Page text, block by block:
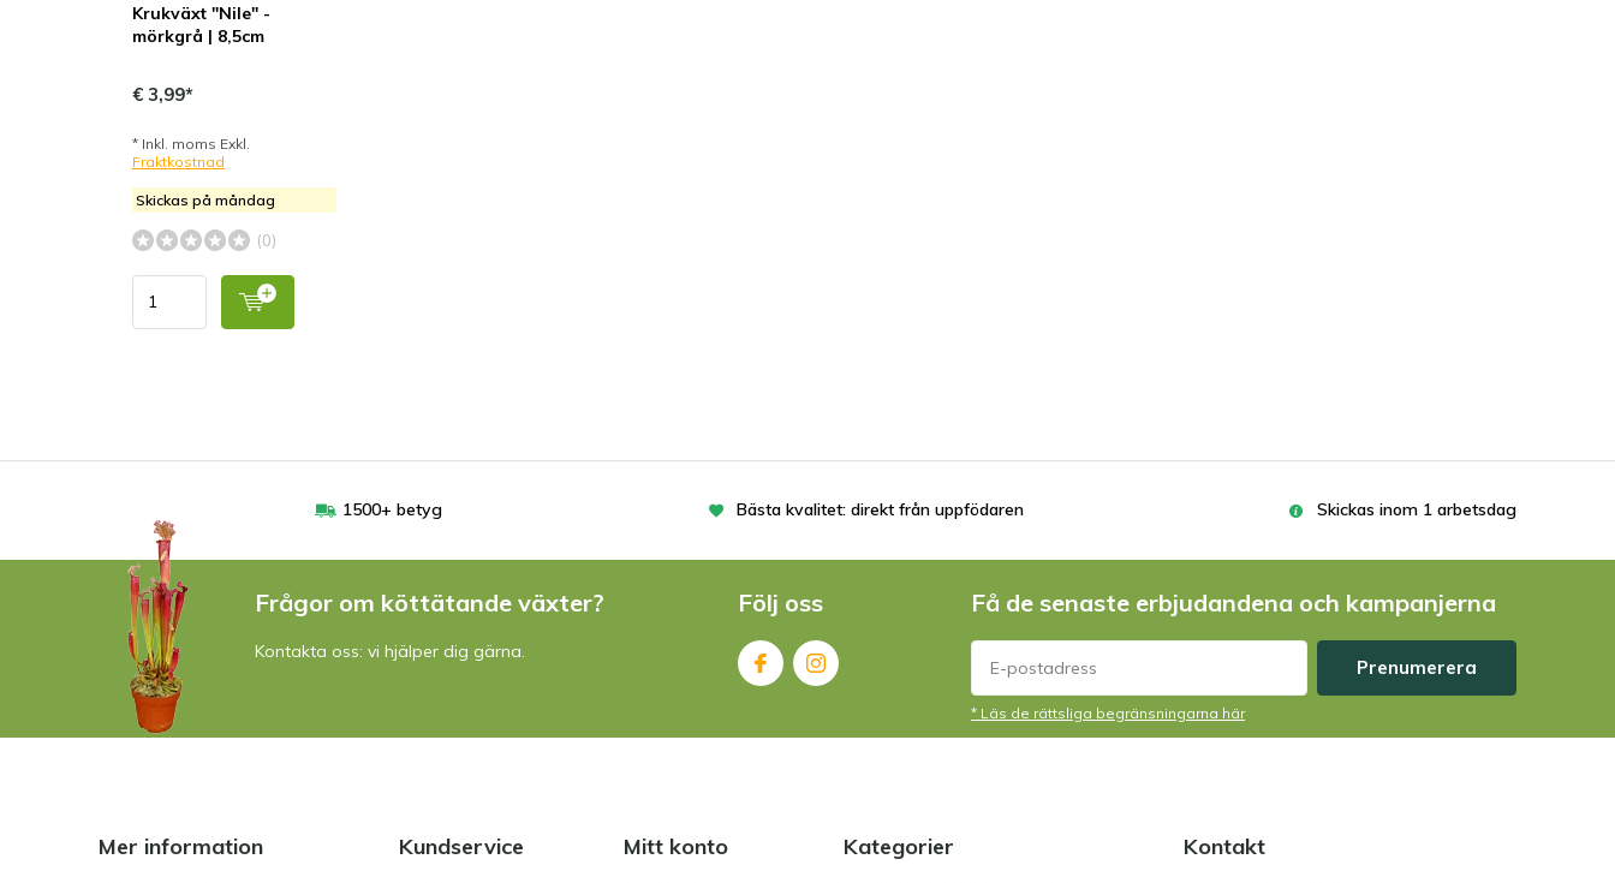
Krukväxt "Nile" -
mörkgrå | 8,5cm
€ 3,99*
* Inkl. moms Exkl.
Fraktkostnad
Skickas på måndag
(0)
1500+ betyg Bästa kvalitet: direkt från uppfödaren Skickas inom 1 arbetsdag
Frågor om köttätande växter?
Kontakta oss: vi hjälper dig gärna.
Följ oss Få de senaste erbjudandena och kampanjerna
Prenumerera
* Läs de rättsliga begränsningarna här
Mer information Kundservice Mitt konto Kategorier Kontakt